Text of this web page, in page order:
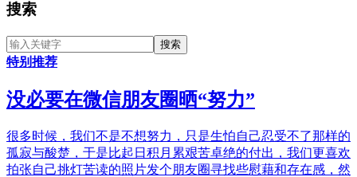
搜索
特别推荐
没必要在微信朋友圈晒“努力”
很多时候，我们不是不想努力，只是生怕自己忍受不了那样的
孤寂与酸楚，于是比起日积月累艰苦卓绝的付出，我们更喜欢
拍张自己挑灯苦读的照片发个朋友圈寻找些慰藉和存在感，然